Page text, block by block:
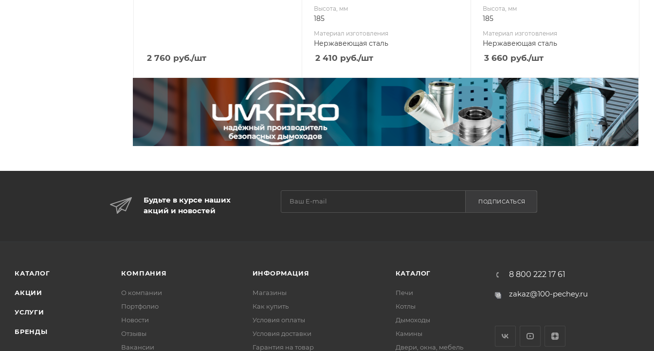
2 760 руб./шт
Высота, мм
185
Материал изготовления
Нержавеющая сталь
2 410 руб./шт
Высота, мм
185
Материал изготовления
Нержавеющая сталь
3 660 руб./шт
Будьте в курсе наших
акций и новостей
ПОДПИСАТЬСЯ
КАТАЛОГ
АКЦИИ
УСЛУГИ
БРЕНДЫ
КОМПАНИЯ
О компании
Портфолио
Новости
Отзывы
Вакансии
ИНФОРМАЦИЯ
Магазины
Как купить
Условия оплаты
Условия доставки
Гарантия на товар
КАТАЛОГ
Печи
Котлы
Дымоходы
Камины
Двери, окна, мебель
8 800 222 17 61
zakaz@100-pechey.ru